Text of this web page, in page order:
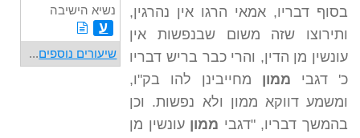
בסוף דבריו, אמאי הרגו אין נהרגין,
ותירוצו שזה משום שבנפשות אין
עונשין מן הדין, והרי כבר בריש דבריו
כ' דגבי ממון מחייבינן להו בק"ו,
ומשמע דווקא ממון ולא נפשות. וכן
בהמשך דבריו, "דגבי ממון עונשין מן
נשיא הישיבה
ע
שיעורים נוספים...